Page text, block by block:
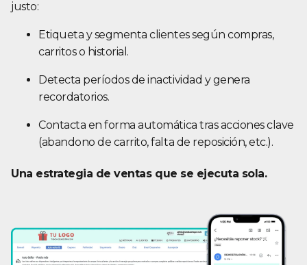
justo:
Etiqueta y segmenta clientes según compras,
carritos o historial.
Detecta períodos de inactividad y genera
recordatorios.
Contacta en forma automática tras acciones clave
(abandono de carrito, falta de reposición, etc.).
Una estrategia de ventas que se ejecuta sola.